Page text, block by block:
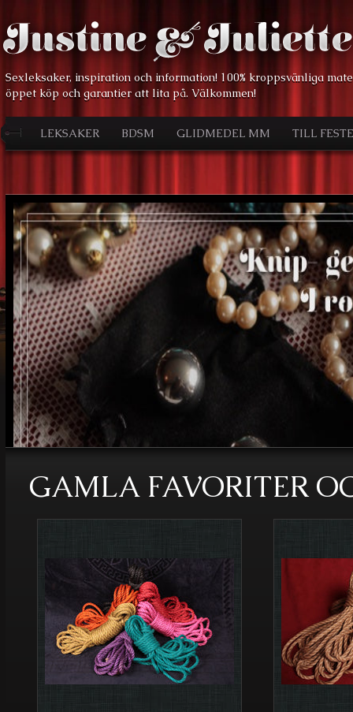
Sexleksaker, inspiration och information! 100% kroppsvänliga
öppet köp och garantier att lita på. Välkommen!
LEKSAKER BDSM GLIDMEDEL MM TILL
GAMLA FAVORITER